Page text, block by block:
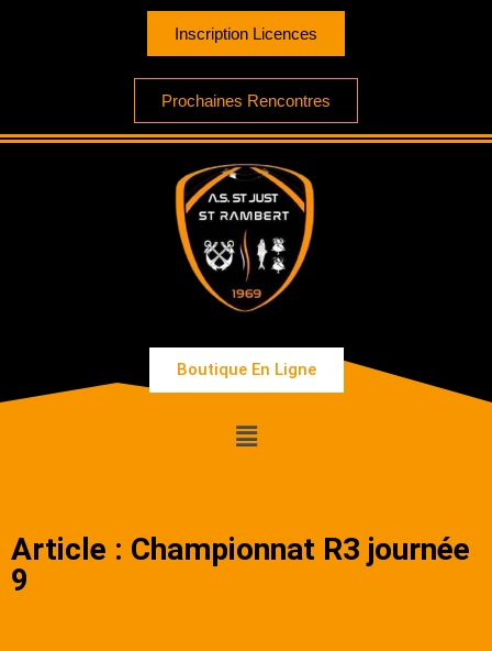
Inscription Licences
Prochaines Rencontres
Boutique En Ligne
Article : Championnat R3 journée
9